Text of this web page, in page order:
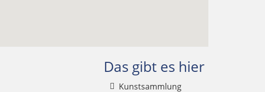
Das gibt es hier
Kunstsammlung